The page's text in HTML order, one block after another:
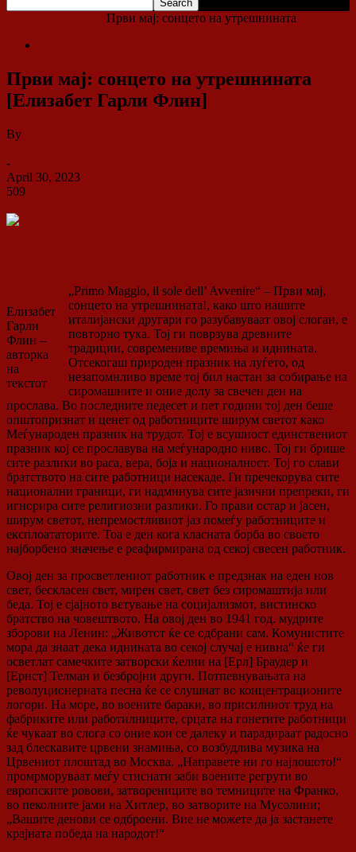
Први мај: сонцето на утрешнината
Први мај: сонцето на утрешнината
[Елизабет Гарли Флин]
By
-
April 30, 2023
509
Елизабет
Гарли
Флин –
авторка
на
текстот
„Primo Maggio, il sole dell’ Avvenire“ – Први мај,
сонцето на утрешнината!, како што нашите
италијански другари го разубавуваат овој слоган, е
повторно тука. Тој ги поврзува древните
традиции, современиве времиња и иднината.
Отсекогаш природен празник на луѓето, од
незапомнливо време тој бил настан за собирање на
сиромашните и оние долу за свечен ден на
прослава. Во последните педесет и пет години тој ден беше
општопризнат и ценет од работниците ширум светот како
Меѓународен празник на трудот. Тој е всушност единствениот
празник кој се прославува на меѓународно ниво. Тој ги брише
сите разлики во раса, вера, боја и националност. Тој го слави
братството на сите работници насекаде. Ги пречекорува сите
национални граници, ги надминува сите јазични препреки, ги
игнорира сите религиозни разлики. Го прави остар и јасен,
ширум светот, непремостливиот јаз помеѓу работниците и
експлоататорите. Тоа е ден кога класната борба во своето
најборбено значење е реафирмирана од секој свесен работник.
Овој ден за просветлениот работник е предзнак на еден нов
свет, бескласен свет, мирен свет, свет без сиромаштија или
беда. Тој е сјајното ветување на социјализмот, вистинско
братство на човештвото. На овој ден во 1941 год. мудрите
зборови на Ленин: „Животот ќе се одбрани сам. Комунистите
мора да знаат дека иднината во секој случај е нивна“ ќе ги
осветлат самечките затворски ќелии на [Ерл] Браудер и
[Ернст] Телман и безбројни други. Потпевнувањата на
револуционерната песна ќе се слушнат во концентрационите
логори. На море, во воените бараки, во присилниот труд на
фабриките или работилниците, срцата на гонетите работници
ќе чукаат во слога со оние кои се далеку и парадираат радосно
зад блескавите црвени знамиња, со возбудлива музика на
Црвениот плоштад во Москва. „Направете ни го најлошото!“
промрморуваат меѓу стиснати заби воените регрути во
европските ровови, затворениците во темниците на Франко,
во пеколните јами на Хитлер, во затворите на Мусолини;
„Вашите денови се одброени. Вие не можете да ја застанете
крајната победа на народот!“